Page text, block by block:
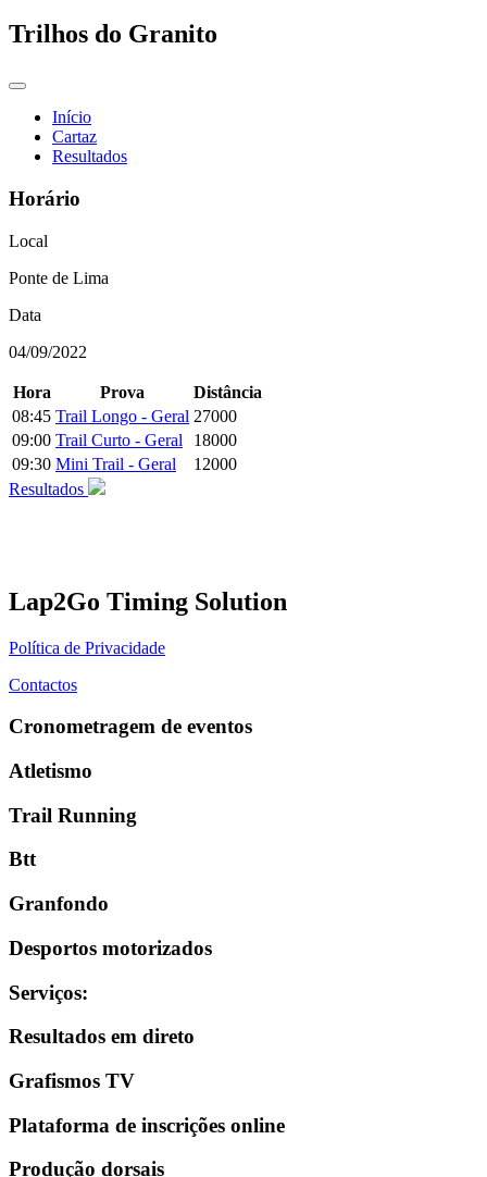
Trilhos do Granito
Início
Cartaz
Resultados
Horário
Local
Ponte de Lima
Data
04/09/2022
Hora Prova
Distância
08:45 Trail Longo - Geral 27000
09:00 Trail Curto - Geral
18000
09:30 Mini Trail - Geral
12000
Resultados
Lap2Go Timing Solution
Política de Privacidade
Contactos
Cronometragem de eventos
Atletismo
Trail Running
Btt
Granfondo
Desportos motorizados
Serviços:
Resultados em direto
Grafismos TV
Plataforma de inscrições online
Produção dorsais